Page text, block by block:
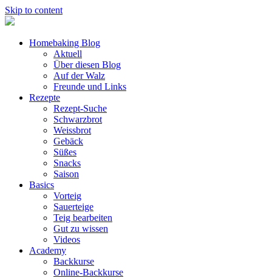
Skip to content
Homebaking Blog
Aktuell
Über diesen Blog
Auf der Walz
Freunde und Links
Rezepte
Rezept-Suche
Schwarzbrot
Weissbrot
Gebäck
Süßes
Snacks
Saison
Basics
Vorteig
Sauerteige
Teig bearbeiten
Gut zu wissen
Videos
Academy
Backkurse
Online-Backkurse